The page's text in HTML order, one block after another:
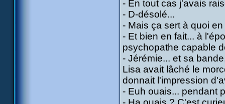
- En tout cas j'avais
- D-désolé...
- Mais ça sert à quoi
- Et bien en fait... à
psychopathe capable
- Jérémie... et sa
Lisa avait lâché le
donnait l'impression
- Euh ouais... pendant